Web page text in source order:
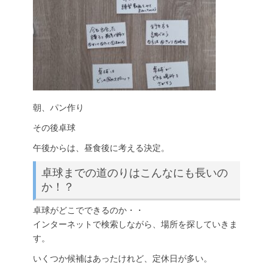
朝、パン作り
その後卓球
午後からは、昼食後に考える決定。
卓球までの道のりはこんなにも長いの
か！？
卓球がどこでできるのか・・
インターネットで検索しながら、場所を探していきま
す。
いくつか候補はあったけれど、定休日が多い。